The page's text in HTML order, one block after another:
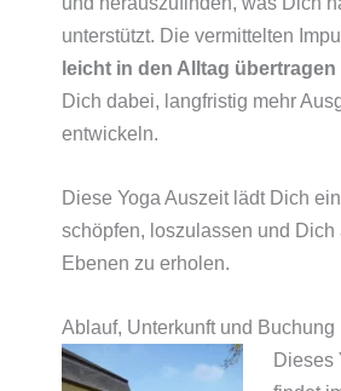
unterstützt. Die vermittelten
leicht in den Alltag übertragen
Dich dabei, langfristig mehr
entwickeln.
Diese Yoga Auszeit lädt Dich
schöpfen, loszulassen und Dich
Ebenen zu erholen.
Ablauf, Unterkunft und Buchung
Dieses